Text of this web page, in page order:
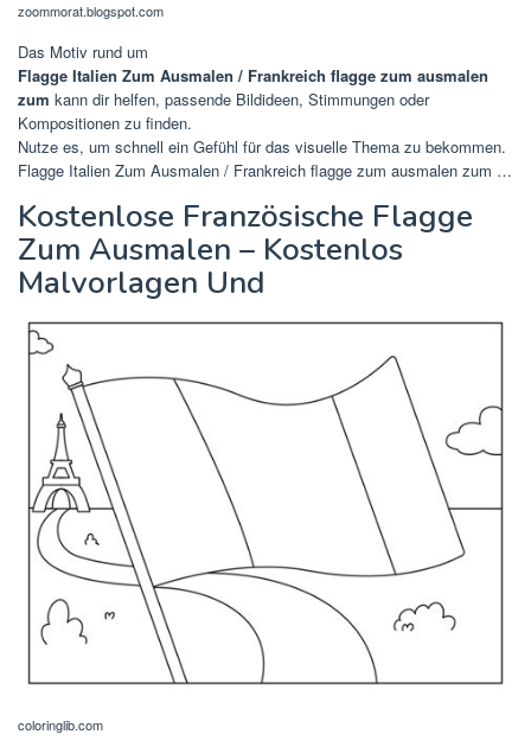
zoommorat.blogspot.com
Das Motiv rund um
Flagge Italien Zum Ausmalen / Frankreich flagge zum ausmalen
zum kann dir helfen, passende Bildideen, Stimmungen oder
Kompositionen zu finden.
Nutze es, um schnell ein Gefühl für das visuelle Thema zu bekommen.
Flagge Italien Zum Ausmalen / Frankreich flagge zum ausmalen zum …
Kostenlose Französische Flagge
Zum Ausmalen – Kostenlos
Malvorlagen Und
coloringlib.com